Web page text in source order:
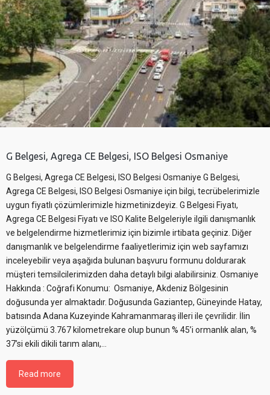
G Belgesi, Agrega CE Belgesi, ISO Belgesi Osmaniye
G Belgesi, Agrega CE Belgesi, ISO Belgesi Osmaniye G Belgesi,
Agrega CE Belgesi, ISO Belgesi Osmaniye için bilgi, tecrübelerimizle
uygun fiyatlı çözümlerimizle hizmetinizdeyiz. G Belgesi Fiyatı,
Agrega CE Belgesi Fiyatı ve ISO Kalite Belgeleriyle ilgili danışmanlık
ve belgelendirme hizmetlerimiz için bizimle irtibata geçiniz. Diğer
danışmanlık ve belgelendirme faaliyetlerimiz için web sayfamızı
inceleyebilir veya aşağıda bulunan başvuru formunu doldurarak
müşteri temsilcilerimizden daha detaylı bilgi alabilirsiniz. Osmaniye
Hakkında : Coğrafi Konumu: Osmaniye, Akdeniz Bölgesinin
doğusunda yer almaktadır. Doğusunda Gaziantep, Güneyinde Hatay,
batısında Adana Kuzeyinde Kahramanmaraş illeri ile çevrilidir. İlin
yüzölçümü 3.767 kilometrekare olup bunun % 45’i ormanlık alan, %
37’si ekili dikili tarım alanı,…
Read more